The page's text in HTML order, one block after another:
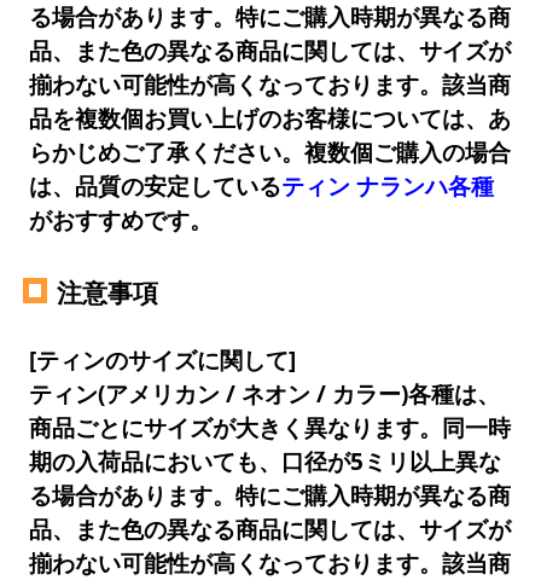
る場合があります。特にご購入時期が異なる商
品、また色の異なる商品に関しては、サイズが
揃わない可能性が高くなっております。該当商
品を複数個お買い上げのお客様については、あ
らかじめご了承ください。複数個ご購入の場合
は、品質の安定しているティン ナランハ各種
がおすすめです。
注意事項
[ティンのサイズに関して]
ティン(アメリカン / ネオン / カラー)各種は、
商品ごとにサイズが大きく異なります。同一時
期の入荷品においても、口径が5ミリ以上異な
る場合があります。特にご購入時期が異なる商
品、また色の異なる商品に関しては、サイズが
揃わない可能性が高くなっております。該当商